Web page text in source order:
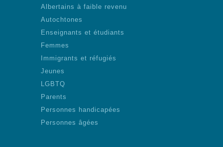
Albertains à faible revenu
Autochtones
Enseignants et étudiants
Femmes
Immigrants et réfugiés
Jeunes
LGBTQ
Parents
Personnes handicapées
Personnes âgées